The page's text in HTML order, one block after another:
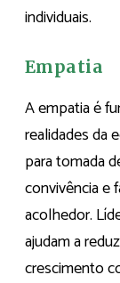
individuais.
Empatia
A empatia é
realidades da
para tomada
convivência e
acolhedor.
ajudam a
crescimento